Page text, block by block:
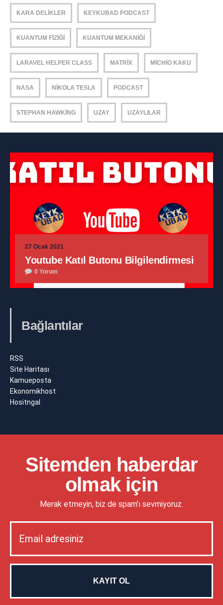
KARA DELIKLER KEYKUBAD PODCAST
KUANTUM FIZIĞI KUANTUM MEKANIĞI
LARAVEL HELPER CLASS MATRIX MICHIO KAKU
NASA NIKOLA TESLA PODCAST
STEPHAN HAWKING UZAY UZAYLILAR
27 Ocak 2021
Youtube Katıl Butonu Bilgilendirmesi
0 Yorum
Bağlantılar
RSS
Site Haritası
Kamueposta
Ekonomikhost
Hositngal
Sitemden haberdar
olmak için
Merak etmeyin, biz de spam'ı sevmiyoruz.